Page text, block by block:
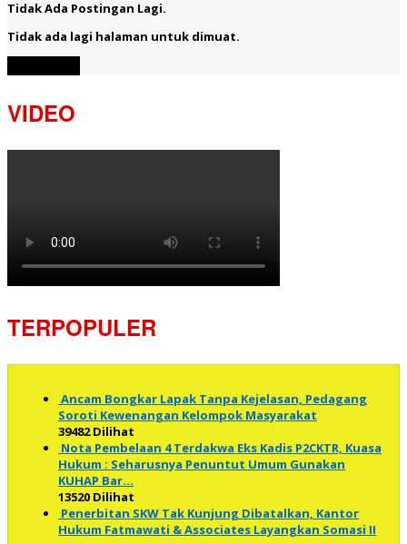
Tidak Ada Postingan Lagi.
Tidak ada lagi halaman untuk dimuat.
VIDEO
TERPOPULER
Ancam Bongkar Lapak Tanpa Kejelasan, Pedagang
Soroti Kewenangan Kelompok Masyarakat
39482 Dilihat
Nota Pembelaan 4 Terdakwa Eks Kadis P2CKTR, Kuasa
Hukum : Seharusnya Penuntut Umum Gunakan
KUHAP Bar…
13520 Dilihat
Penerbitan SKW Tak Kunjung Dibatalkan, Kantor
Hukum Fatmawati & Associates Layangkan Somasi II